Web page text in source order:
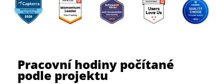
Pracovní hodiny počítané
podle projektu